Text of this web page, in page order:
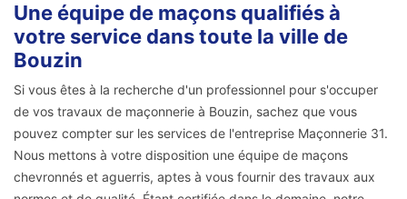
Une équipe de maçons qualifiés à
votre service dans toute la ville de
Bouzin
Si vous êtes à la recherche d'un professionnel pour s'occuper
de vos travaux de maçonnerie à Bouzin, sachez que vous
pouvez compter sur les services de l'entreprise Maçonnerie 31.
Nous mettons à votre disposition une équipe de maçons
chevronnés et aguerris, aptes à vous fournir des travaux aux